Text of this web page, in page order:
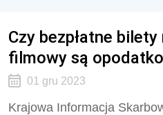
Czy bezpłatne
filmowy są
01 gru 2023
Krajowa Informacja